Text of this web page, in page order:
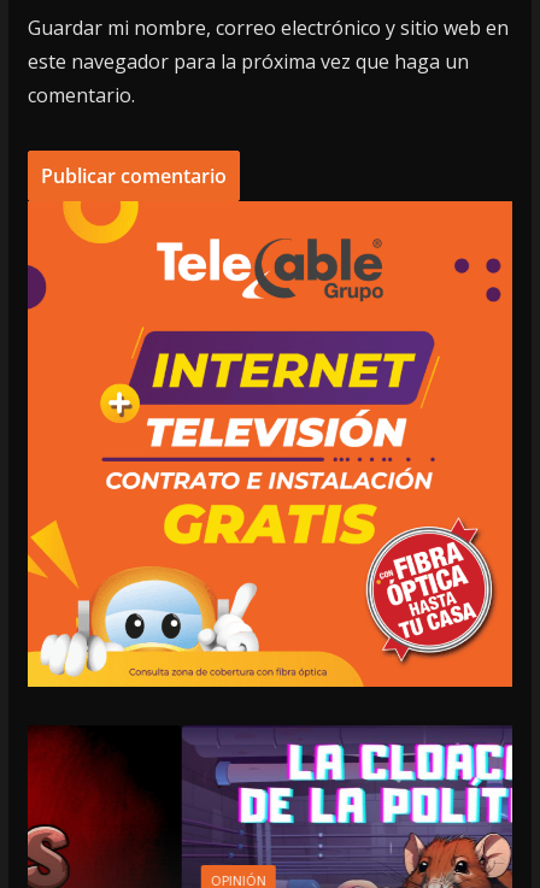
Guardar mi nombre, correo electrónico y sitio web en
este navegador para la próxima vez que haga un
comentario.